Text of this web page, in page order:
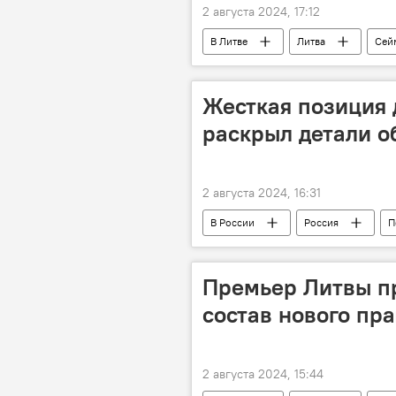
2 августа 2024, 17:12
В Литве Литва
зарплаты
увеличение
Жесткая позиция
раскрыл детали
2 августа 2024, 16:31
В России Россия
Дмитрий Песков
россияне
Премьер Литвы
состав нового
2 августа 2024, 15:44